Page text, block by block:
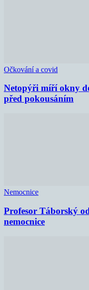
Očkování a covid
Netopýři míří okny
před pokousáním
Nemocnice
Profesor Táborský
nemocnice